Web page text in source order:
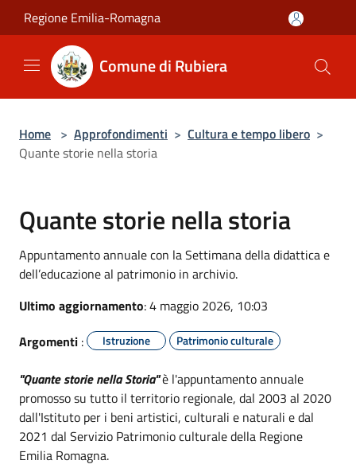
Salta al contenuto principale
Regione Emilia-Romagna
Comune di Rubiera
Home > Approfondimenti > Cultura e tempo libero >
Quante storie nella storia
Quante storie nella storia
Appuntamento annuale con la Settimana della didattica e
dell’educazione al patrimonio in archivio.
Ultimo aggiornamento: 4 maggio 2026, 10:03
Argomenti : Istruzione Patrimonio culturale
"Quante storie nella Storia"è l'appuntamento annuale
promosso su tutto il territorio regionale, dal 2003 al 2020
dall'Istituto per i beni artistici, culturali e naturali e dal
2021 dal Servizio Patrimonio culturale della Regione
Emilia Romagna.